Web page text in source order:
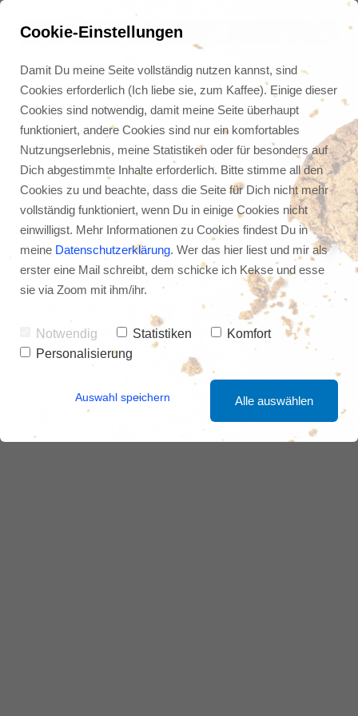
Cookie-Einstellungen
Damit Du meine Seite vollständig nutzen kannst, sind
Cookies erforderlich (Ich liebe sie, zum Kaffee). Einige dieser
Cookies sind notwendig, damit meine Seite überhaupt
funktioniert, andere Cookies sind nur ein komfortables
Nutzungserlebnis, meine Statistiken oder für besonders auf
Dich abgestimmte Inhalte erforderlich. Bitte stimme all den
Cookies zu und beachte, dass die Seite für Dich nicht mehr
vollständig funktioniert, wenn Du in einige Cookies nicht
einwilligst. Mehr Informationen zu Cookies findest Du in
meine Datenschutzerklärung. Wer das hier liest und mir als
erster eine Mail schreibt, dem schicke ich Kekse und esse
sie via Zoom mit ihm/ihr.
Notwendig Statistiken
Komfort
Personalisierung
Auswahl speichern Alle auswählen